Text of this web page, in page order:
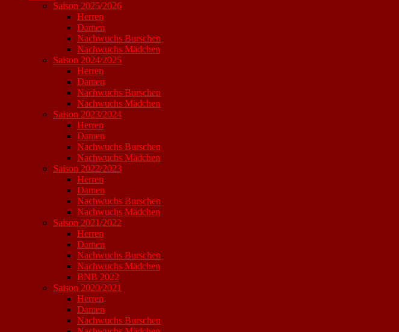
Saison 2025/2026
Herren
Damen
Nachwuchs Burschen
Nachwuchs Mädchen
Saison 2024/2025
Herren
Damen
Nachwuchs Burschen
Nachwuchs Mädchen
Saison 2023/2024
Herren
Damen
Nachwuchs Burschen
Nachwuchs Mädchen
Saison 2022/2023
Herren
Damen
Nachwuchs Burschen
Nachwuchs Mädchen
Saison 2021/2022
Herren
Damen
Nachwuchs Burschen
Nachwuchs Mädchen
BNB 2022
Saison 2020/2021
Herren
Damen
Nachwuchs Burschen